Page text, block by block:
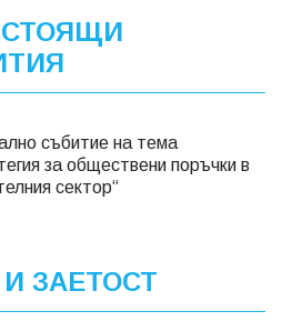
събитие на тема
за обществени поръчки в
сектор“
ЗАЕТОСТ